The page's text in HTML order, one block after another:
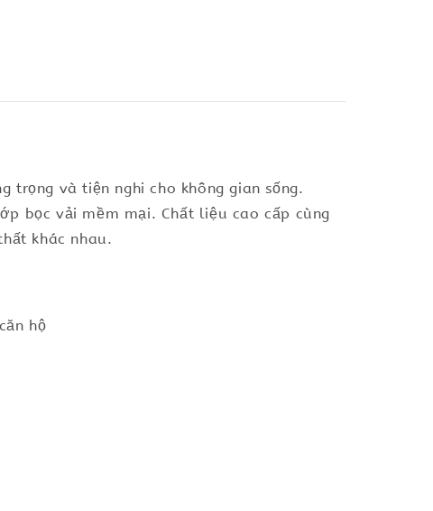
trọng và tiện nghi cho không gian sống.
bọc vải mềm mại. Chất liệu cao cấp cùng
khác nhau.
hộ